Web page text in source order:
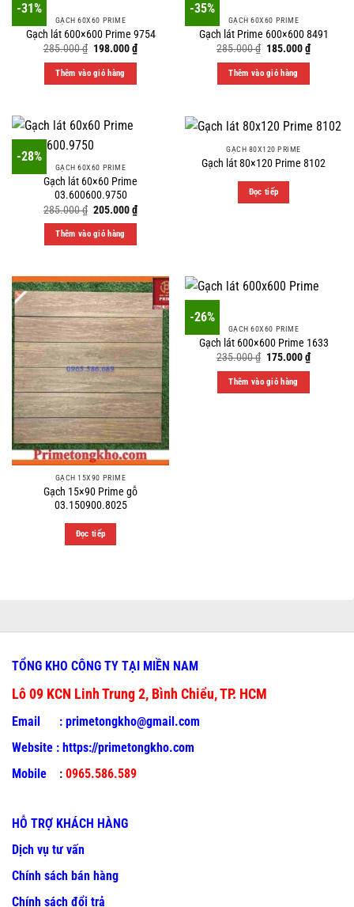
-31%
GẠCH 60X60 PRIME
Gạch lát 600×600 Prime 9754
285.000₫ Original
was:
285.000 ₫.
198.000₫Current
price
Thêm vào giỏ hàng
-35%
GẠCH 60X60 PRIME
Gạch lát Prime 600×600 8491
285.000₫ Original
was:
285.000 ₫.
185.000₫Current
price
Thêm vào giỏ hàng
-28%
GẠCH 60X60 PRIME
Gạch lát 60×60 Prime
03.600600.9750
285.000₫ Original
was:
285.000 ₫.
205.000₫Current
price
Thêm vào giỏ hàng
GẠCH 80X120 PRIME
Gạch lát 80×120 Prime 8102
Đọc tiếp
GẠCH 15X90 PRIME
Gạch 15×90 Prime gỗ
03.150900.8025
Đọc tiếp
-26%
GẠCH 60X60 PRIME
Gạch lát 600×600 Prime 1633
235.000₫ Original
was:
235.000 ₫.
175.000₫Current
price
Thêm vào giỏ hàng
TỔNG KHO CÔNG TY TẠI MIỀN NAM
Lô 09 KCN Linh Trung 2, Bình Chiểu, TP. HCM
Email : primetongkho@gmail.com
Website : https://primetongkho.com
Mobile : 0965.586.589
HỖ TRỢ KHÁCH HÀNG
Dịch vụ tư vấn
Chính sách bán hàng
Chính sách đổi trả